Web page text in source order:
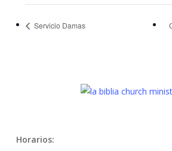
Servicio Damas
Horarios: